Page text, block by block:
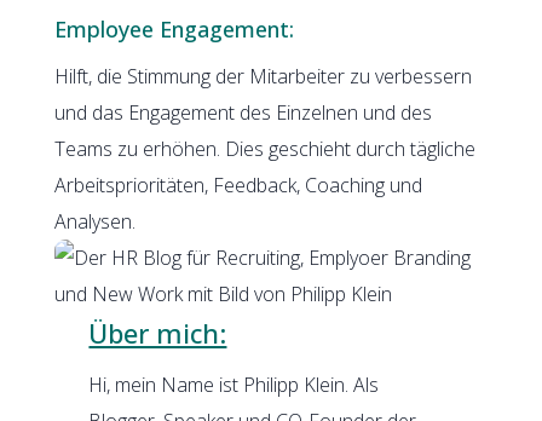
Employee Engagement:
Hilft, die Stimmung der Mitarbeiter zu verbessern
und das Engagement des Einzelnen und des
Teams zu erhöhen. Dies geschieht durch tägliche
Arbeitsprioritäten, Feedback, Coaching und
Analysen.
Über mich:
Hi, mein Name ist Philipp Klein. Als